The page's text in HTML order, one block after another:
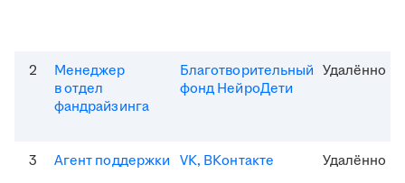
2
Менеджер
в отдел
фандрайзинга
Благотворительный
фонд НейроДети
Удалённо
3 Агент поддержки VK, ВКонтакте Удалённо